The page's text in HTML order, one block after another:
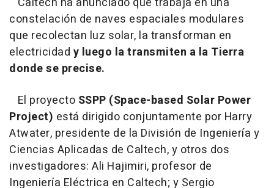
constelación de naves espaciales modulares
que recolectan luz solar, la transforman en
electricidad y luego la transmiten a la Tierra
donde se precise.
El proyecto SSPP (Space-based Solar Power
Project) está dirigido conjuntamente por Harry
Atwater, presidente de la División de Ingeniería y
Ciencias Aplicadas de Caltech, y otros dos
investigadores: Ali Hajimiri, profesor de
Ingeniería Eléctrica en Caltech; y Sergio